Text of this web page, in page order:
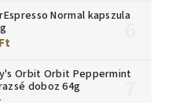
Normal kapszula
Orbit Orbit Peppermint
doboz 64g